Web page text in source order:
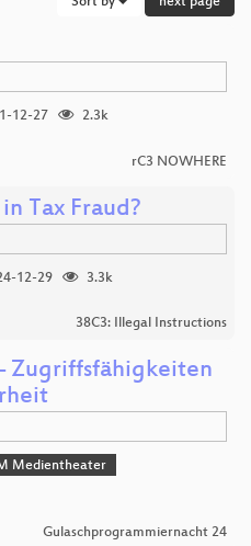
12-27
2.3k
rC3 NOWHERE
Tax Fraud?
12-29
3.3k
38C3: Illegal Instructions
Zugriffsfähigkeiten
Medientheater
Gulaschprogrammiernacht 24